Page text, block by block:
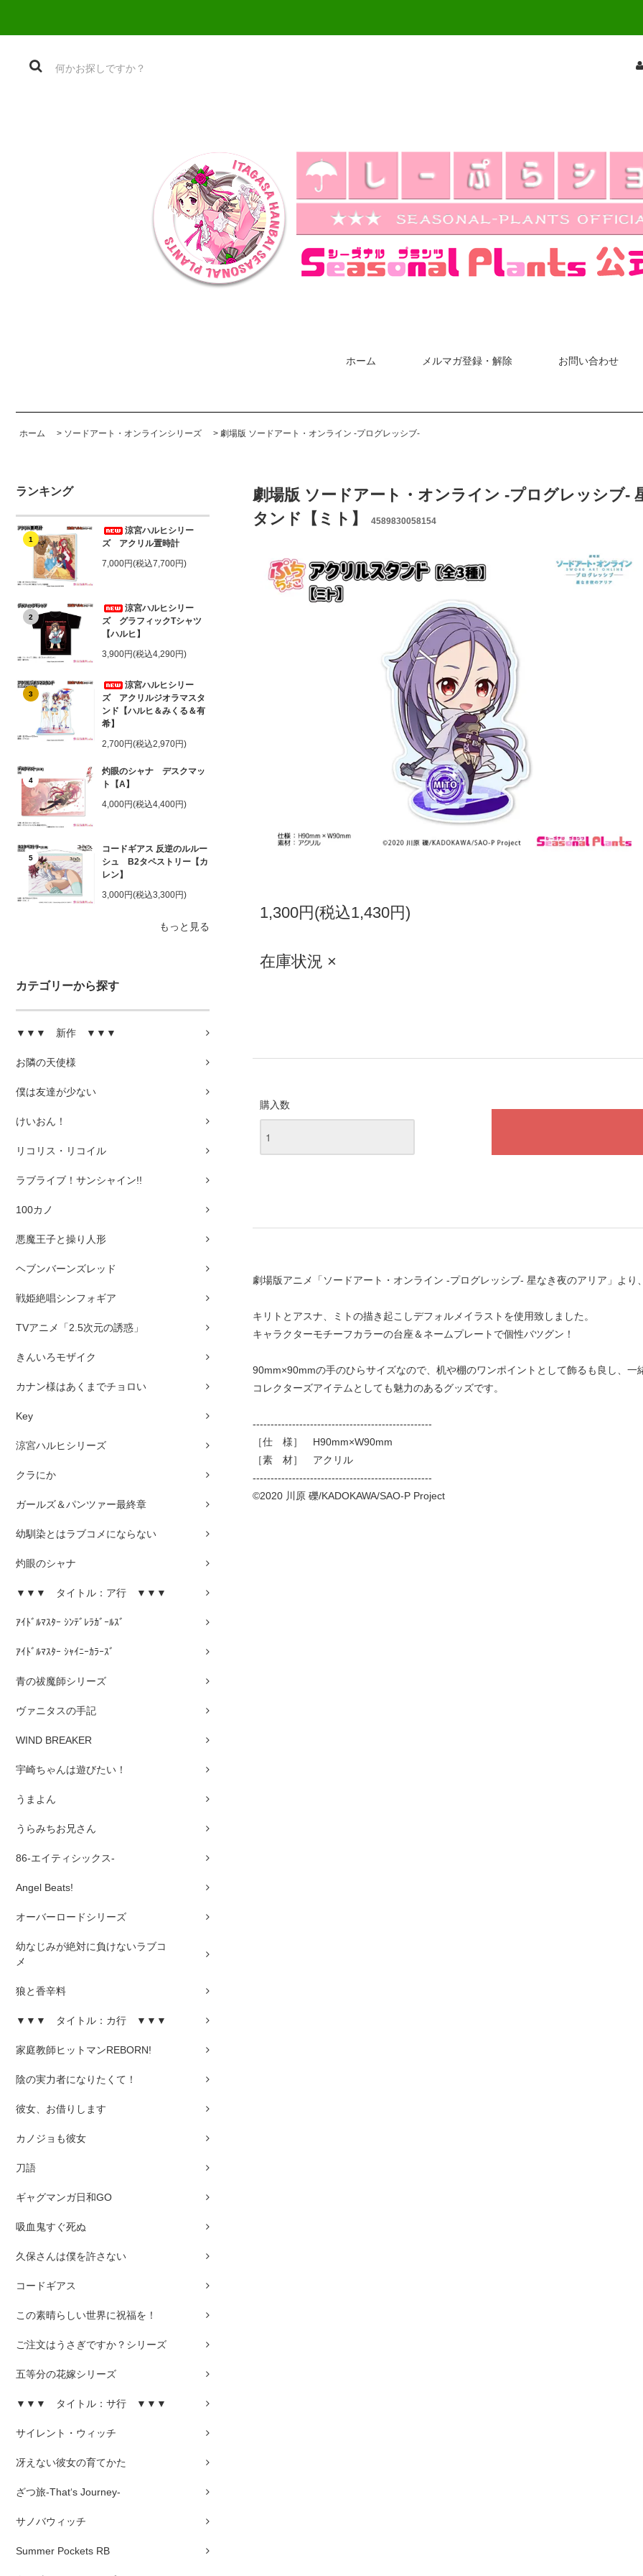
ホーム メルマガ登録・解除 お問い合わせ
ホーム > ソードアート・オンラインシリーズ > 劇場版 ソードアート・オンライン -プログレッシブ-
ランキング
1
涼宮ハルヒシリー
ズ アクリル置時計
7,000円(税込7,700円)
2
涼宮ハルヒシリー
ズ グラフィックTシャツ
【ハルヒ】
3,900円(税込4,290円)
3
涼宮ハルヒシリー
ズ アクリルジオラマスタ
ンド【ハルヒ＆みくる＆有
希】
2,700円(税込2,970円)
4
灼眼のシャナ デスクマッ
ト【A】
4,000円(税込4,400円)
5
コードギアス 反逆のルルー
シュ B2タペストリー【カ
レン】
3,000円(税込3,300円)
もっと見る
カテゴリーから探す
▼▼▼ 新作 ▼▼▼
お隣の天使様
僕は友達が少ない
けいおん！
リコリス・リコイル
ラブライブ！サンシャイン!!
100カノ
悪魔王子と操り人形
ヘブンバーンズレッド
戦姫絶唱シンフォギア
TVアニメ「2.5次元の誘惑」
きんいろモザイク
カナン様はあくまでチョロい
Key
涼宮ハルヒシリーズ
クラにか
ガールズ＆パンツァー最終章
幼馴染とはラブコメにならない
灼眼のシャナ
▼▼▼ タイトル：ア行 ▼▼▼
ｱｲﾄﾞﾙﾏｽﾀｰ ｼﾝﾃﾞﾚﾗｶﾞｰﾙｽﾞ
ｱｲﾄﾞﾙﾏｽﾀｰ ｼｬｲﾆｰｶﾗｰｽﾞ
青の祓魔師シリーズ
ヴァニタスの手記
WIND BREAKER
宇崎ちゃんは遊びたい！
うまよん
うらみちお兄さん
86-エイティシックス-
Angel Beats!
オーバーロードシリーズ
幼なじみが絶対に負けないラブコ
メ
狼と香辛料
▼▼▼ タイトル：カ行 ▼▼▼
家庭教師ヒットマンREBORN!
陰の実力者になりたくて！
彼女、お借りします
カノジョも彼女
刀語
ギャグマンガ日和GO
吸血鬼すぐ死ぬ
久保さんは僕を許さない
コードギアス
この素晴らしい世界に祝福を！
ご注文はうさぎですか？シリーズ
五等分の花嫁シリーズ
▼▼▼ タイトル：サ行 ▼▼▼
サイレント・ウィッチ
冴えない彼女の育てかた
ざつ旅-That‘s Journey-
サノバウィッチ
Summer Pockets RB
劇場版 ソードアート・オンライン -プログレッシブ
タンド【ミト】
4589830058154
1,300円(税込1,430円)
在庫状況 ×
購入数
劇場版アニメ「ソードアート・オンライン -プログレッシブ- 星なき夜のアリア」より
キリトとアスナ、ミトの描き起こしデフォルメイラストを使用致しました。
キャラクターモチーフカラーの台座＆ネームプレートで個性バツグン！
90mm×90mmの手のひらサイズなので、机や棚のワンポイントとして飾るも良し、一
コレクターズアイテムとしても魅力のあるグッズです。
--------------------------------------------------
［仕 様］ H90mm×W90mm
［素 材］ アクリル
--------------------------------------------------
©2020 川原 礫/KADOKAWA/SAO-P Project